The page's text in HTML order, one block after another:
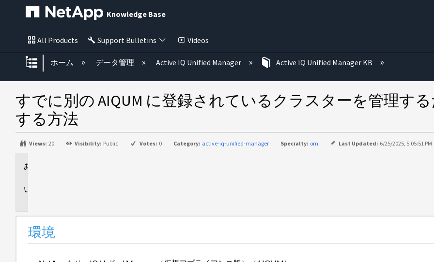
Knowledge Base
All Products Support Bulletins Videos
グローバル階層を展開/折りたたむ
ホーム データ管理 Active IQ Unified Manager Active IQ Unified Manager KB
すでに別の AIQUM に登録されているクラスターを管理す
する方法
Views: 20 Visibility: Public Votes: 0 Category: active-iq-unified-manager Specialty: om Last Updated: 6/25/2025, 5:05:51 PM
環境